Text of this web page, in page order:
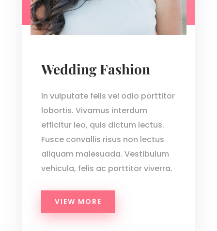
Wedding Fashion
In vulputate felis vel odio porttitor
lobortis. Vivamus interdum
efficitur leo, quis dictum lectus.
Fusce convallis risus non lectus
aliquam malesuada. Vestibulum
vehicula, felis ac porttitor viverra.
VIEW MORE